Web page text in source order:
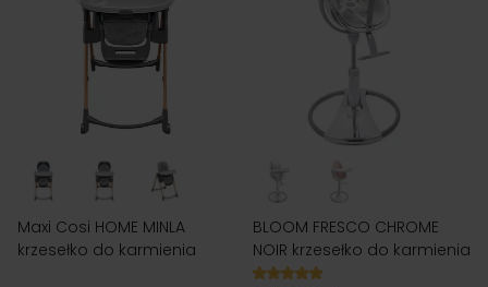
Maxi Cosi HOME MINLA
krzesełko do karmienia
BLOOM FRESCO CHROME
NOIR krzesełko do karmienia